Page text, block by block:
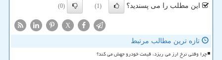
این مطلب را می پسندید؟ (1)
(0)
X
تازه ترین مطالب مرتبط
چرا وقتی نرخ ارز می ریزد، قیمت خودرو جهش می کند؟